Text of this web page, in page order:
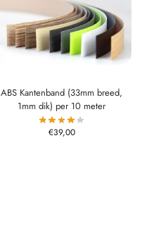
ABS Kantenband (33mm breed,
1mm dik) per 10 meter
€39,00